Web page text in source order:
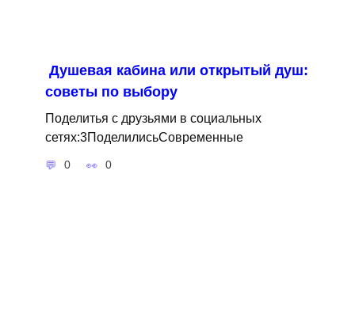
Душевая кабина или открытый душ:
советы по выбору
Поделитья с друзьями в социальных
сетях:3ПоделилисьСовременные
0 0